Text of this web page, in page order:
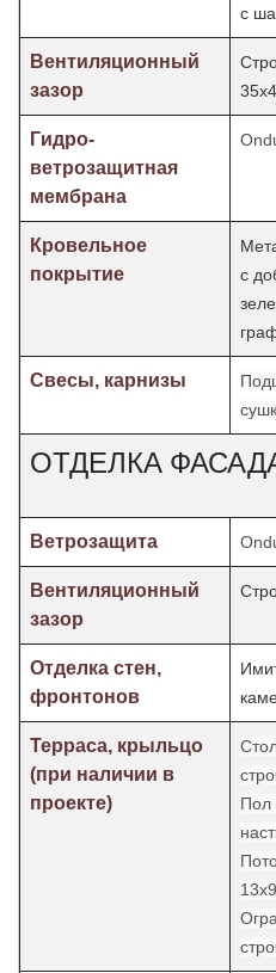
с
Вентиляционный
зазор
Гидро-
ветрозащитная
мембрана
Кровельное
покрытие
с
Свесы, карнизы
ОТДЕЛКА
Ветрозащита
Вентиляционный
зазор
Отделка стен,
фронтонов
Терраса, крыльцо
(при наличии в
проекте)
Пол